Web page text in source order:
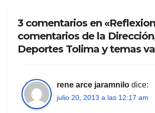
3 comentarios en
comentarios de la
Deportes Tolima y temas
rene arce jaramnilo dice:
julio 20, 2013 a las 12:17 am